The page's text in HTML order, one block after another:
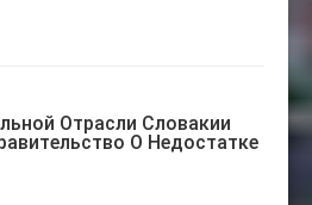
Отрасли Словакии
О Недостатке